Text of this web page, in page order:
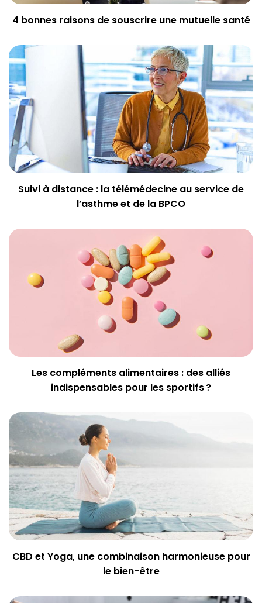
4 bonnes raisons de souscrire une mutuelle santé
Suivi à distance : la télémédecine au service de
l’asthme et de la BPCO
Les compléments alimentaires : des alliés
indispensables pour les sportifs ?
CBD et Yoga, une combinaison harmonieuse pour
le bien-être